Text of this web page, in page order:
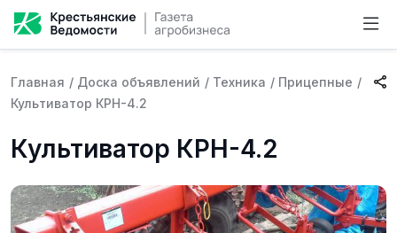
Главная / Доска объявлений / Техника / Прицепные /
Культиватор КРН-4.2
Культиватор КРН-4.2